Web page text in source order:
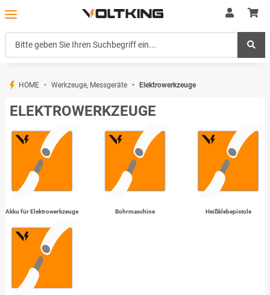
HOME Werkzeuge, Messgeräte Elektrowerkzeuge
ELEKTROWERKZEUGE
Akku für Elektrowerkzeuge Bohrmaschine Heißklebepistole